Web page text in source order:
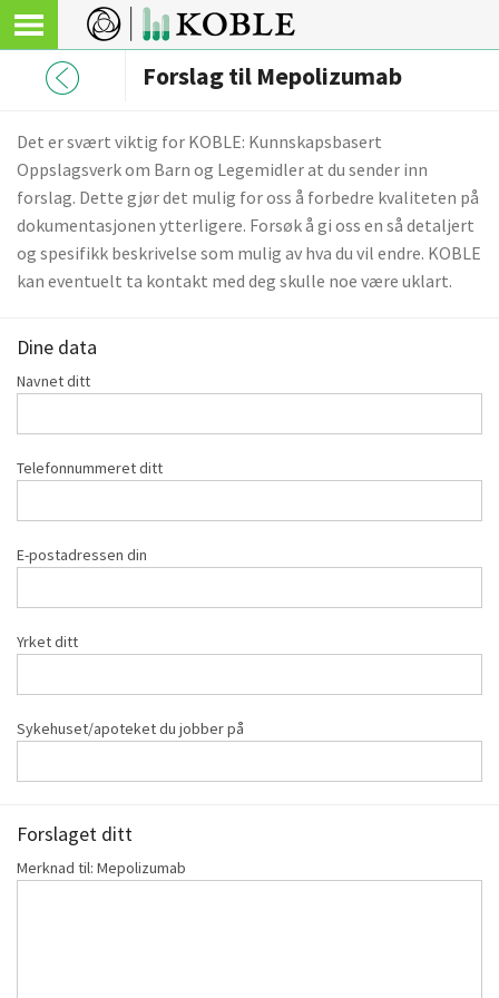
Forslag til Mepolizumab
Det er svært viktig for KOBLE: Kunnskapsbasert
Oppslagsverk om Barn og Legemidler at du sender inn
forslag. Dette gjør det mulig for oss å forbedre kvaliteten på
dokumentasjonen ytterligere. Forsøk å gi oss en så detaljert
og spesifikk beskrivelse som mulig av hva du vil endre. KOBLE
kan eventuelt ta kontakt med deg skulle noe være uklart.
Dine data
Navnet ditt
Telefonnummeret ditt
E-postadressen din
Yrket ditt
Sykehuset/apoteket du jobber på
Forslaget ditt
Merknad til: Mepolizumab